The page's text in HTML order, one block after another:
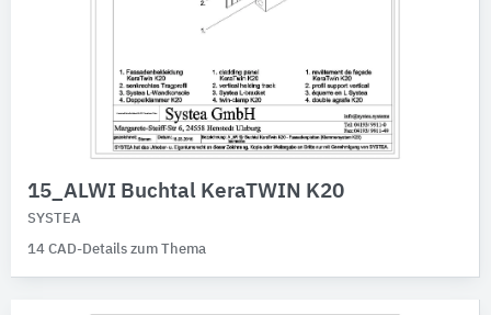
15_ALWI Buchtal KeraTWIN K20
SYSTEA
14 CAD-Details zum Thema